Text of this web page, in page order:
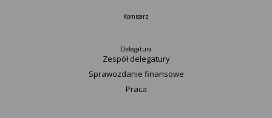
Komisarz
Delegatura
Zespół delegatury
Sprawozdanie finansowe
Praca